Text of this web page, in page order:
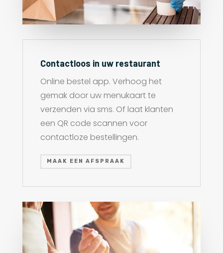
Contactloos in uw restaurant
Online bestel app. Verhoog het
gemak door uw menukaart te
verzenden via sms. Of laat klanten
een QR code scannen voor
contactloze bestellingen.
MAAK EEN AFSPRAAK